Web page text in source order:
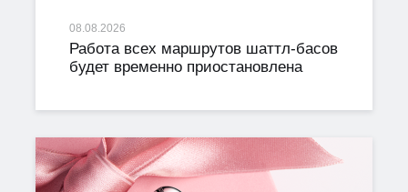
08.08.2026
Работа всех маршрутов шаттл-басов
будет временно приостановлена